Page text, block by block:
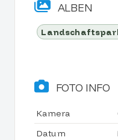
ALBEN
FOTO INFO
Kamera
Datum